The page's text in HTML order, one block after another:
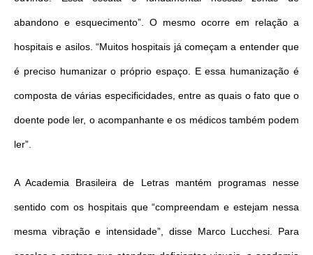
abandono e esquecimento”. O mesmo ocorre em relação a
hospitais e asilos. “Muitos hospitais já começam a entender que
é preciso humanizar o próprio espaço. E essa humanização é
composta de várias especificidades, entre as quais o fato que o
doente pode ler, o acompanhante e os médicos também podem
ler”.
A Academia Brasileira de Letras mantém programas nesse
sentido com os hospitais que “compreendam e estejam nessa
mesma vibração e intensidade”, disse Marco Lucchesi. Para